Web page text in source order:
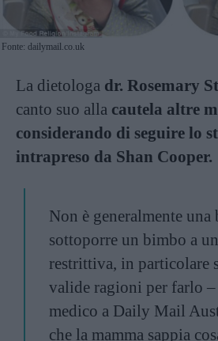
Fonte: dailymail.co.uk
La dietologa dr. Rosemary
canto suo alla cautela altre
considerando di seguire lo
intrapreso da Shan Cooper.
Non è generalmente una
sottoporre un bimbo a
restrittiva, in particolare
valide ragioni per farlo
medico a Daily Mail
che la mamma sappia